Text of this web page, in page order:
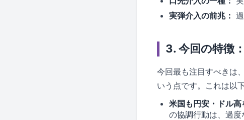
実弾介入の前兆：
3. 今回の特徴
今回最も注目すべきは、
いう点です。これは以
米国も円安・ドル高
の協調行動は、過